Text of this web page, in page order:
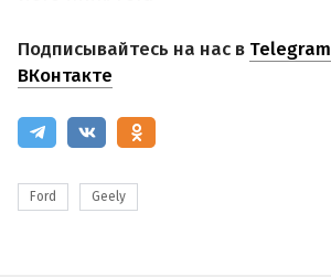
Подписывайтесь на нас в Telegram
ВКонтакте
Ford Geely